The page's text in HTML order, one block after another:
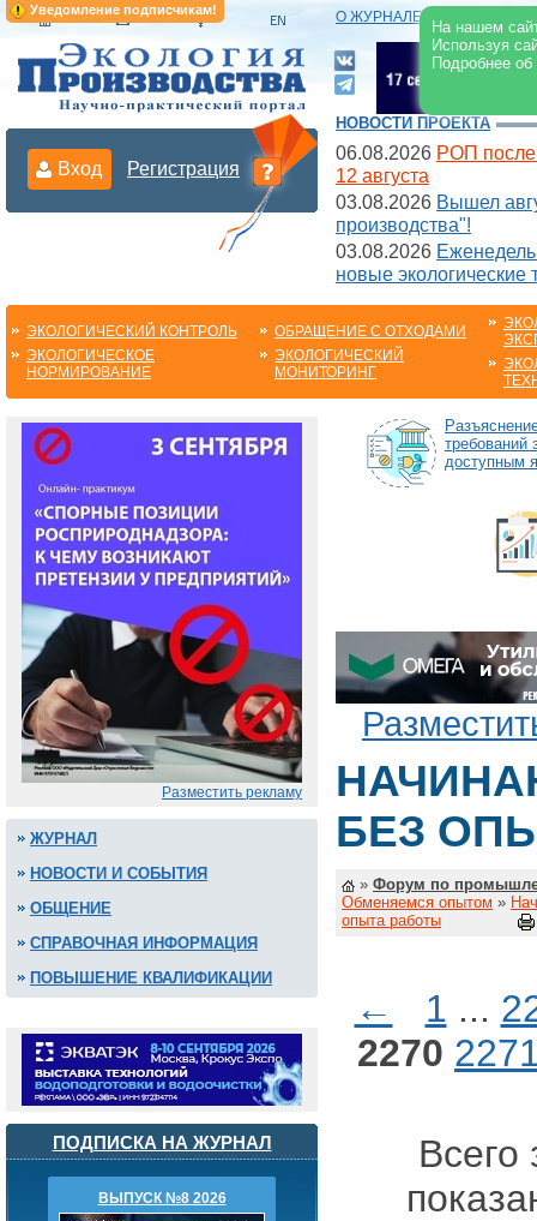
Уведомление подписчикам!
На нашем
Используя
Подробнее
О ЖУРНАЛЕ |
Вход Регистрация
НОВОСТИ ПРОЕКТА
06.08.2026 РОП после
12 августа
03.08.2026 Вышел
производства"!
03.08.2026
новые экологические
ЭКОЛОГИЧЕСКИЙ КОНТРОЛЬ
ЭКОЛОГИЧЕСКОЕ
НОРМИРОВАНИЕ
ОБРАЩЕНИЕ С ОТХОДАМИ
ЭКОЛОГИЧЕСКИЙ
МОНИТОРИНГ
Разместить рекламу
ЖУРНАЛ
НОВОСТИ И СОБЫТИЯ
ОБЩЕНИЕ
СПРАВОЧНАЯ ИНФОРМАЦИЯ
ПОВЫШЕНИЕ КВАЛИФИКАЦИИ
ПОДПИСКА НА ЖУРНАЛ
ВЫПУСК №8 2026
требований
доступным
БЕЗ
» Форум по
Обменяемся опытом »
опыта работы
← 1 ...
2270
Всего